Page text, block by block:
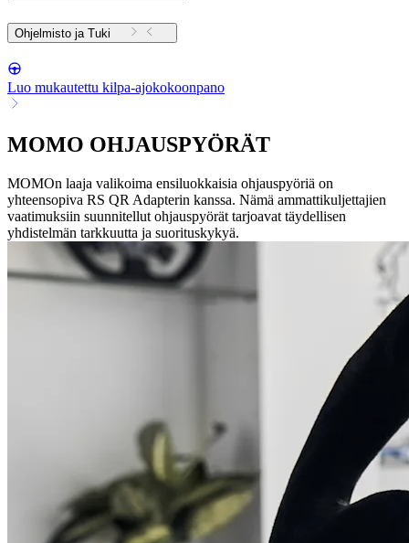
Ohjelmisto ja Tuki
Luo mukautettu kilpa-ajokokoonpano
MOMO OHJAUSPYÖRÄT
MOMOn laaja valikoima ensiluokkaisia ohjauspyöriä on
yhteensopiva RS QR Adapterin kanssa. Nämä ammattikuljettajien
vaatimuksiin suunnitellut ohjauspyörät tarjoavat täydellisen
yhdistelmän tarkkuutta ja suorituskykyä.